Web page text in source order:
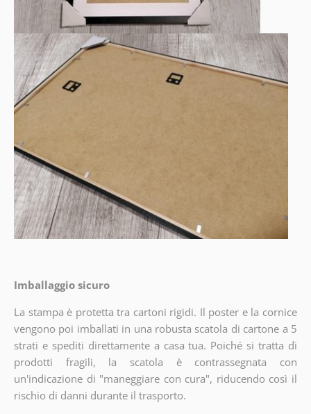
Imballaggio sicuro
La stampa è protetta tra cartoni rigidi. Il poster e la cornice
vengono poi imballati in una robusta scatola di cartone a 5
strati e spediti direttamente a casa tua. Poiché si tratta di
prodotti fragili, la scatola è contrassegnata con
un'indicazione di "maneggiare con cura", riducendo così il
rischio di danni durante il trasporto.